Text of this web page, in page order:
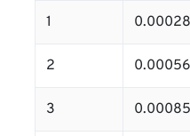
1
2
3